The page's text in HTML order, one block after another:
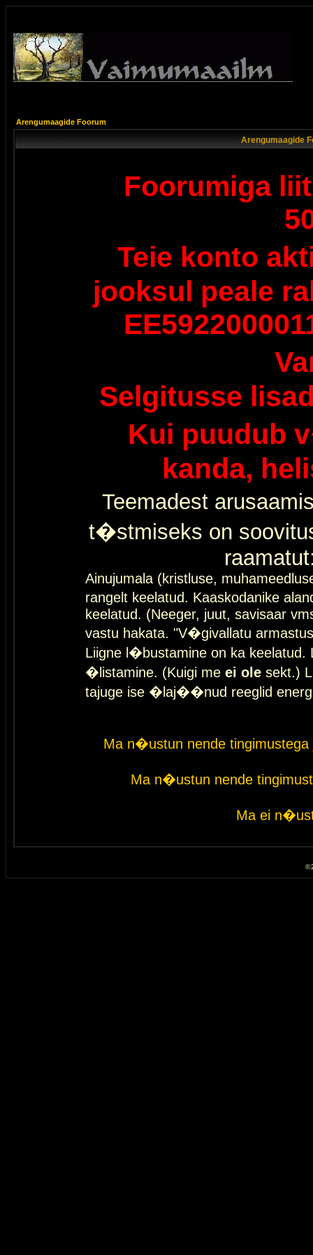
Arengumaagide Foorum
Arengumaagide
Foorumiga
Teie konto
jooksul peale
Selgitusse
Kui puudub
kanda,
Teemadest
t�stmiseks on
Ainujumala (kristluse,
rangelt keelatud. Kaaskodanike
keelatud. (Neeger, juut, savisaar
vastu hakata. "V�givallatu
Liigne l�bustamine on ka keelatud.
�listamine. (Kuigi me ei ole sekt.)
tajuge ise �laj��nud reeglid
Ma n�ustun nende
Ma n�ustun nende
Ma ei
©